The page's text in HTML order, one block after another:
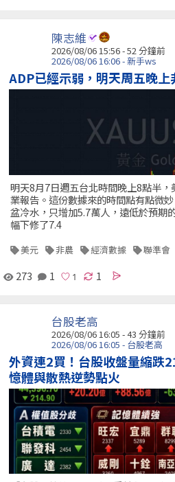
陳志維
2026/08/06 15:56 -52 分鐘前
2026/08/06 16:06 - 新手ws
ADP已經示弱，明天周五晚上
明天8月7日週五台北時間晚上8點半
業報告。這份數據來的時間點有點微
盆冷水，只增加5.7萬人，遠低於預期
幅下修了7.4
美元 非農 經濟數據 聯準會
273 1 1
台股老高
2026/08/06 16:05 -43 分鐘前
2026/08/06 16:05 - 台股老高
外資連2買！台股收盤量縮
憶體與散熱逆勢點火